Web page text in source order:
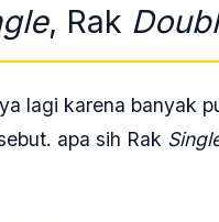
, Rak
lagi karena banyak
apa sih Rak